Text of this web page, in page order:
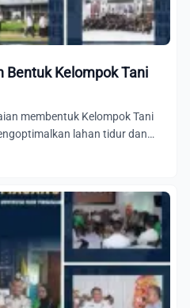
Bentuk Kelompok Tani
membentuk Kelompok Tani
lahan tidur dan